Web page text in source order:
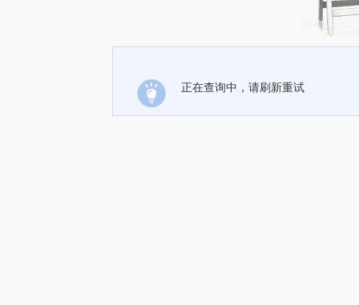
正在查询中，请刷新重试